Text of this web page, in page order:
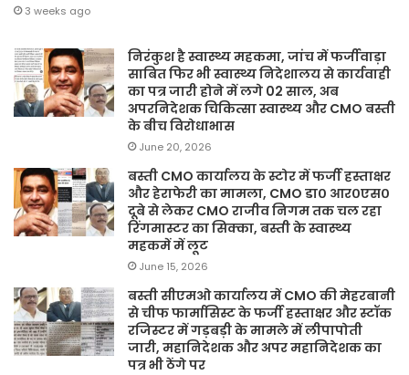
3 weeks ago
निरंकुश है स्वास्थ्य महकमा, जांच में फर्जीवाड़ा
साबित फिर भी स्वास्थ्य निदेशालय से कार्यवाही
का पत्र जारी होने में लगे 02 साल, अब
अपरनिदेशक चिकित्सा स्वास्थ्य और CMO बस्ती
के बीच विरोधाभास
June 20, 2026
बस्ती CMO कार्यालय के स्टोर में फर्जी हस्ताक्षर
और हेराफेरी का मामला, CMO डा० आर०एस०
दूबे से लेकर CMO राजीव निगम तक चल रहा
रिंगमास्टर का सिक्का, बस्ती के स्वास्थ्य
महकमें में लूट
June 15, 2026
बस्ती सीएमओ कार्यालय में CMO की मेहरबानी
से चीफ फार्मासिस्ट के फर्जी हस्ताक्षर और स्टॉक
रजिस्टर में गड़बड़ी के मामले में लीपापोती
जारी, महानिदेशक और अपर महानिदेशक का
पत्र भी ठेंगे पर